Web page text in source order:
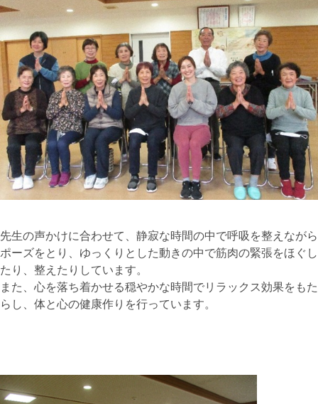
先生の声かけに合わせて、静寂な時間の中で呼吸を整えながら
ポーズをとり、ゆっくりとした動きの中で筋肉の緊張をほぐし
たり、整えたりしています。
また、心を落ち着かせる穏やかな時間でリラックス効果をもた
らし、体と心の健康作りを行っています。